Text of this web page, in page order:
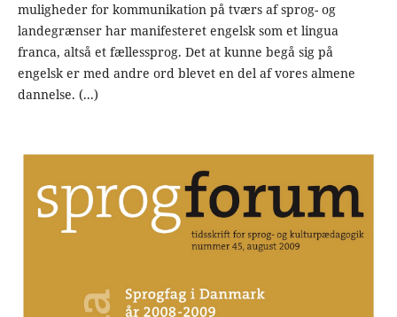
muligheder for kommunikation på tværs af sprog- og
landegrænser har manifesteret engelsk som et lingua
franca, altså et fællessprog. Det at kunne begå sig på
engelsk er med andre ord blevet en del af vores almene
dannelse. (...)